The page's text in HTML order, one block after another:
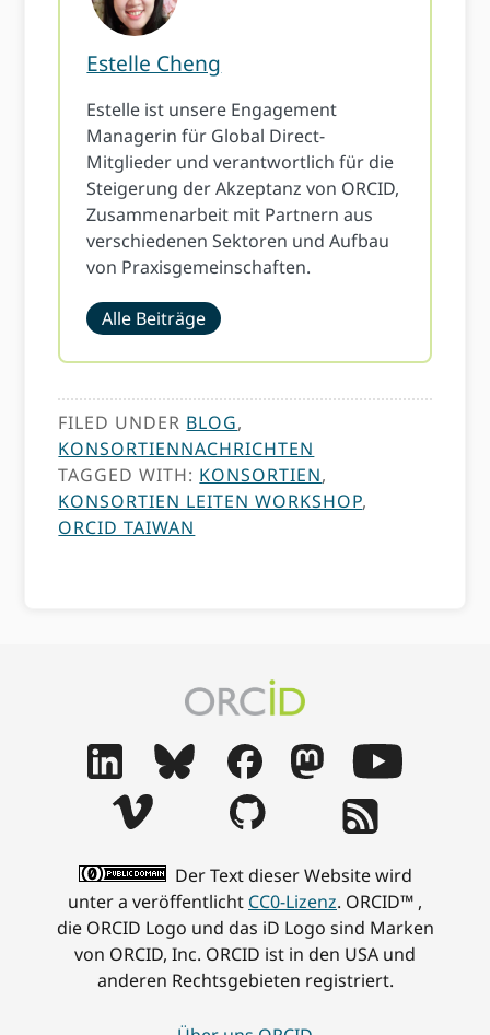
Estelle Cheng
Estelle ist unsere Engagement
Managerin für Global Direct-
Mitglieder und verantwortlich für die
Steigerung der Akzeptanz von ORCID,
Zusammenarbeit mit Partnern aus
verschiedenen Sektoren und Aufbau
von Praxisgemeinschaften.
Alle Beiträge
FILED UNDER BLOG,
KONSORTIENNACHRICHTEN
TAGGED WITH: KONSORTIEN,
KONSORTIEN LEITEN WORKSHOP,
ORCID TAIWAN
Der Text dieser Website wird
unter a veröffentlicht CC0-Lizenz. ORCID™ ,
die ORCID Logo und das iD Logo sind Marken
von ORCID, Inc. ORCID ist in den USA und
anderen Rechtsgebieten registriert.